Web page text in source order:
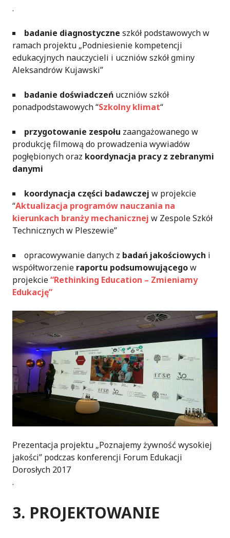
.
badanie diagnostyczne szkół podstawowychw
ramach projektu „Podniesienie kompetencji
edukacyjnych nauczycieli i uczniów szkół gminy
Aleksandrów Kujawski”
badanie doświadczeń uczniów szkół
ponadpodstawowych “Szkolny klimat“
przygotowanie zespołu zaangażowanego w
produkcję filmową do prowadzenia wywiadów
pogłębionych oraz koordynacja pracy z zebranymi
danymi
koordynacja części badawczej w projekcie
“Aktualizacja programów nauczania na
kierunkach branży mechanicznej w Zespole Szkół
Technicznych w Pleszewie”
opracowywanie danych z badań jakościowych i
współtworzenie raportu podsumowującegow
projekcie“Rethinking Education – Zmieniamy
Edukację”
Prezentacja projektu „Poznajemy żywność wysokiej
jakości” podczas konferencji Forum Edukacji
Dorosłych 2017
.
3. PROJEKTOWANIE